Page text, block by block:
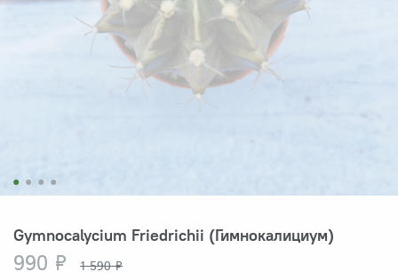
Gymnocalycium Friedrichii (Гимнокалициум)
990 ₽ 1 590 ₽